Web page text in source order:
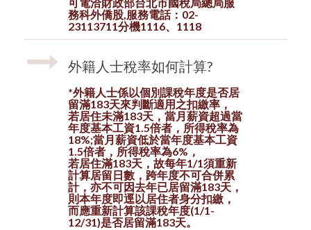
務科外僑股,服務電話：02-
23113711分機1116、1118
外籍人士稅率如何計算?
*外籍人士係以個別課稅年度是否居
留滿183天來判斷適用之扣繳率，
若居住未滿183天，當月薪資超過當
年度基本工資1.5倍者，所得稅率為
18%;當月薪資低於當年度基本工資
1.5倍者，所得稅率為6%，
若居住滿183天， 故每年1/1須重新
計算居留日數，跨年度不可合併累
計，亦不可因去年已居留滿183天，
則本年度即逕以居住者身分扣繳，
而應重新計算該課稅年度(1/1-
12/31)是否居留滿183天。